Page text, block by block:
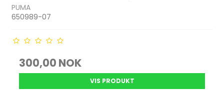
PUMA
650989-07
300,00 NOK
VIS PRODUKT